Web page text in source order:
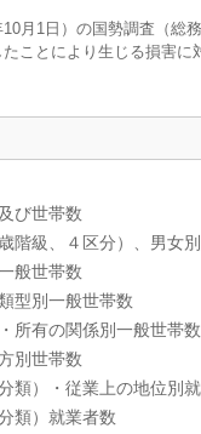
月1日）の国勢調査（総
ことにより生じる損害
び世帯数
階級、４区分）、男女
般世帯数
型別一般世帯数
所有の関係別一般世帯数
別世帯数
類）・従業上の地位別
類）就業者数